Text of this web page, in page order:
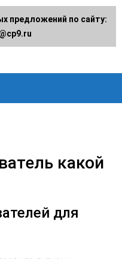
какой
для
предложений по сайту: